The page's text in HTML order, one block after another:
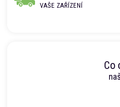
VAŠE ZAŘÍZENÍ
Co